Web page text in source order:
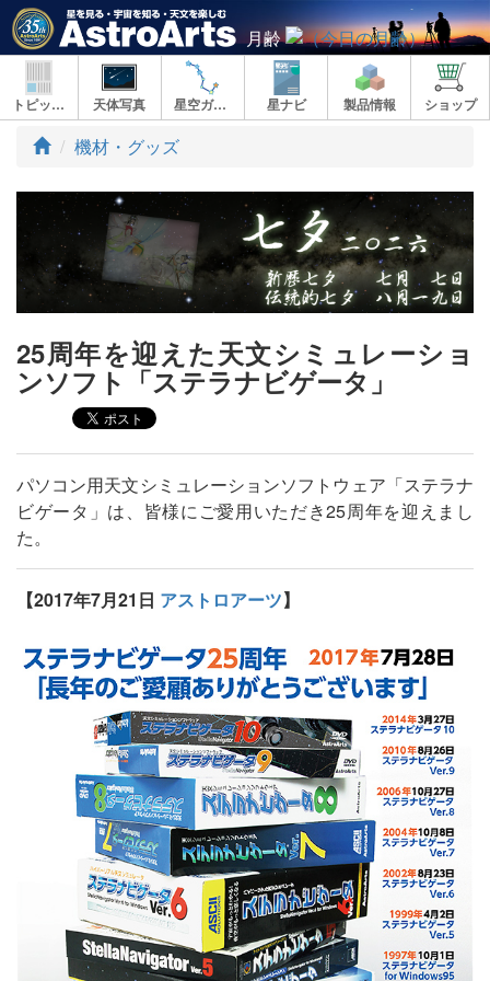
月齢
トピックス 天体写真 星空ガイド 星ナビ 製品情報 ショップ
ト
プ
機材・グッズ
25周年を迎えた天文シミュレーショ
ンソフト「ステラナビゲータ」
パソコン用天文シミュレーションソフトウェア「ステラナ
ビゲータ」は、皆様にご愛用いただき25周年を迎えまし
た。
【2017年7月21日 アストロアーツ】